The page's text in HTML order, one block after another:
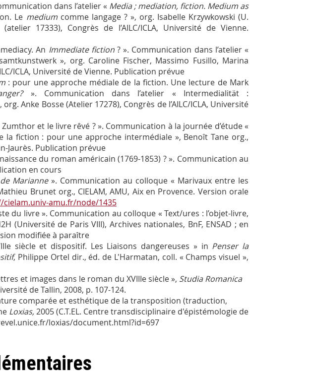
dans l’atelier « Media ; mediation, fiction. Medium as
Le medium comme langage ? », org. Isabelle Krzywkowski (U.
17333), Congrès de l’AILC/ICLA, Université de Vienne.
An Immediate fiction ? ». Communication dans l’atelier «
», org. Caroline Fischer, Massimo Fusillo, Marina
ICLA, Université de Vienne. Publication prévue
: pour une approche médiale de la fiction. Une lecture de Mark
». Communication dans l’atelier « Intermedialität :
Anke Bosse (Atelier 17278), Congrès de l’AILC/ICLA, Université
Zumthor et le livre rêvé ? ». Communication à la journée d’étude «
la fiction : pour une approche intermédiale », Benoît Tane org.,
Jaurès. Publication prévue
du roman américain (1769-1853) ? ». Communication au
en cours
Marianne». Communication au colloque « Marivaux entre les
Brunet org., CIELAM, AMU, Aix en Provence. Version orale
cielam.univ-amu.fr/node/1435
du livre ». Communication au colloque « Text/ures : l’objet-livre,
(Université de Paris VIII), Archives nationales, BnF, ENSAD ; en
modifiée à paraître
siècle et dispositif. Les Liaisons dangereuses » in Penser la
, Philippe Ortel dir., éd. de L'Harmatan, coll. « Champs visuel »,
et images dans le roman du XVIIIe siècle », Studia Romanica
de Tallin, 2008, p. 107-124.
comparée et esthétique de la transposition (traduction,
Loxias,2005 (C.T.EL. Centre transdisciplinaire d'épistémologie de
loxias/document.html?id=697